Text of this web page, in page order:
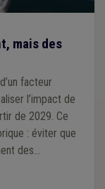
mais des
facteur
l’impact de
de 2029. Ce
: éviter que
des